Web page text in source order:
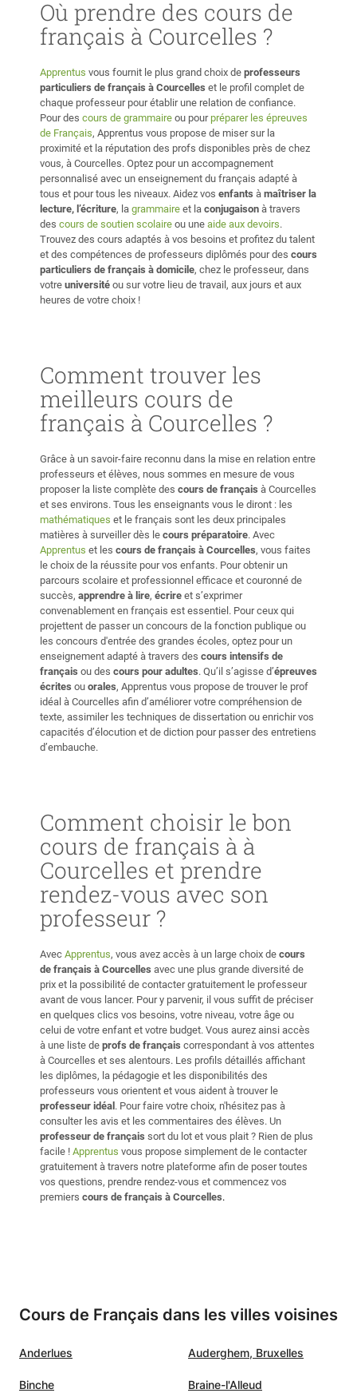
Où prendre des cours de
français à Courcelles ?
Apprentus vous fournit le plus grand choix de professeurs
particuliers de français à Courcelles et le profil complet de
chaque professeur pour établir une relation de confiance.
Pour des cours de grammaire ou pour préparer les épreuves
de Français, Apprentus vous propose de miser sur la
proximité et la réputation des profs disponibles près de chez
vous, à Courcelles. Optez pour un accompagnement
personnalisé avec un enseignement du français adapté à
tous et pour tous les niveaux. Aidez vos enfants à maîtriser la
lecture, l’écriture, la grammaire et la conjugaison à travers
des cours de soutien scolaire ou une aide aux devoirs.
Trouvez des cours adaptés à vos besoins et profitez du talent
et des compétences de professeurs diplômés pour des cours
particuliers de français à domicile, chez le professeur, dans
votre université ou sur votre lieu de travail, aux jours et aux
heures de votre choix !
Comment trouver les
meilleurs cours de
français à Courcelles ?
Grâce à un savoir-faire reconnu dans la mise en relation entre
professeurs et élèves, nous sommes en mesure de vous
proposer la liste complète des cours de français à Courcelles
et ses environs. Tous les enseignants vous le diront : les
mathématiques et le français sont les deux principales
matières à surveiller dès le cours préparatoire. Avec
Apprentus et les cours de français à Courcelles, vous faites
le choix de la réussite pour vos enfants. Pour obtenir un
parcours scolaire et professionnel efficace et couronné de
succès, apprendre à lire, écrire et s’exprimer
convenablement en français est essentiel. Pour ceux qui
projettent de passer un concours de la fonction publique ou
les concours d'entrée des grandes écoles, optez pour un
enseignement adapté à travers des cours intensifs de
français ou des cours pour adultes. Qu’il s’agisse d’épreuves
écrites ou orales, Apprentus vous propose de trouver le prof
idéal à Courcelles afin d’améliorer votre compréhension de
texte, assimiler les techniques de dissertation ou enrichir vos
capacités d’élocution et de diction pour passer des entretiens
d’embauche.
Comment choisir le bon
cours de français à à
Courcelles et prendre
rendez-vous avec son
professeur ?
Avec Apprentus, vous avez accès à un large choix de cours
de français à Courcelles avec une plus grande diversité de
prix et la possibilité de contacter gratuitement le professeur
avant de vous lancer. Pour y parvenir, il vous suffit de préciser
en quelques clics vos besoins, votre niveau, votre âge ou
celui de votre enfant et votre budget. Vous aurez ainsi accès
à une liste de profs de français correspondant à vos attentes
à Courcelles et ses alentours. Les profils détaillés affichant
les diplômes, la pédagogie et les disponibilités des
professeurs vous orientent et vous aident à trouver le
professeur idéal . Pour faire votre choix, n'hésitez pas à
consulter les avis et les commentaires des élèves. Un
professeur de français sort du lot et vous plait ? Rien de plus
facile ! Apprentus vous propose simplement de le contacter
gratuitement à travers notre plateforme afin de poser toutes
vos questions, prendre rendez-vous et commencez vos
premiers cours de français à Courcelles.
Cours de Français dans les villes voisines
Anderlues Auderghem, Bruxelles
Binche Braine-l'Alleud